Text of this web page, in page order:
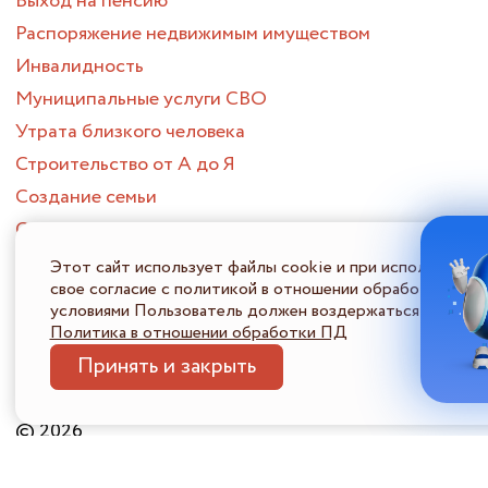
Распоряжение недвижимым имуществом
Инвалидность
Муниципальные услуги СВО
Утрата близкого человека
Строительство от А до Я
Создание семьи
Смена места жительства
Приобретение жилого помещения
Потеря или поиск работы
Опека и попечительство
ПОРТАЛ МНОГОФУНКЦИОНАЛЬНЫХ ЦЕНТРОВ
ПРЕДОСТАВЛЕНИЯ ГОСУДАРСТВЕННЫХ И МУНИЦИПАЛЬНЫХ
УСЛУГ НИЖЕГОРОДСКОЙ ОБЛАСТИ
© 2026
Этот сайт использует файлы cookie и при
свое согласие с политикой в отношении обработки
условиями Пользователь должен воздержаться от
Политика в отношении обработки ПД
Принять и закрыть